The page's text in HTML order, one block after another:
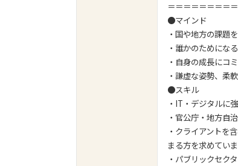
＝＝＝＝＝＝＝＝
●マインド
・国や地方の課題
・誰かのためにな
・自身の成長にコ
・謙虚な姿勢、柔
●スキル
・IT・デジタルに
・官公庁・地方自
・クライアントを
まる方を求めていま
・パブリックセク